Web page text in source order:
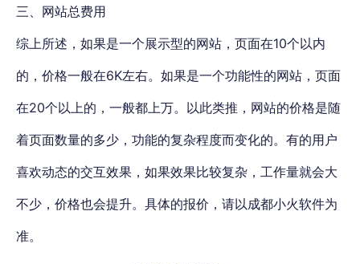
三、网站总费用
综上所述， 如果是一个展示型的网站，页面在10个以内
的，价格一般在6K左右。如果是一个功能性的网站，页面
在20个以上的，一般都上万。 以此类推，网站的价格是随
着页面数量的多少，功能的复杂程度而变化的。有的用户
喜欢动态的交互效果，如果效果比较复杂，工作量就会大
不少，价格也会提升。具体的报价，请以成都小火软件为
准。